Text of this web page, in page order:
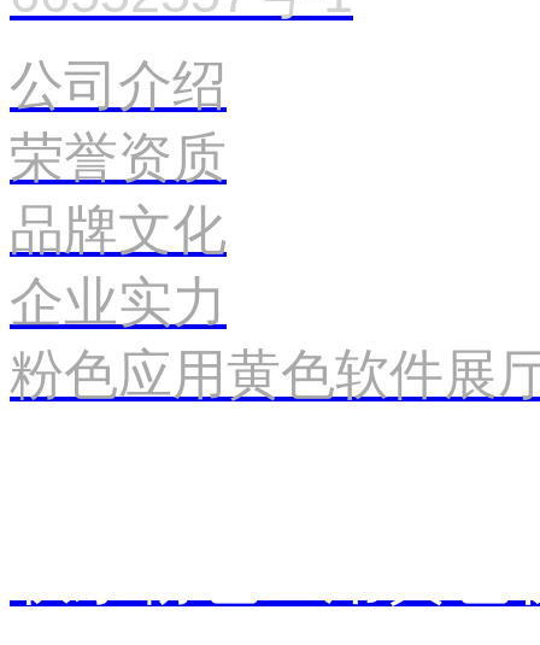
公司介绍
荣誉资质
品牌文化
企业实力
粉色应用黄色软件展